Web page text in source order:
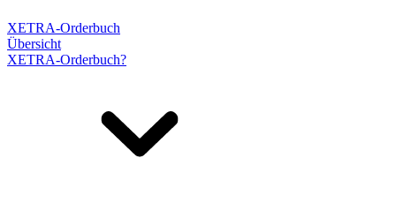
XETRA-Orderbuch
Übersicht
XETRA-Orderbuch?